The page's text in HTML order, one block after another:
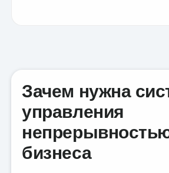
Зачем нужна
управления
бизнеса